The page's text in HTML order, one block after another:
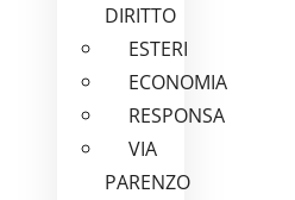
DIRITTO
ESTERI
ECONOMIA
RESPONSA
VIA
PARENZO